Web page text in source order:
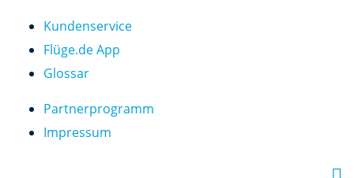
Kundenservice
Flüge.de App
Glossar
Partnerprogramm
Impressum